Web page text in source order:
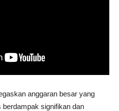
anggaran besar yang
signifikan dan